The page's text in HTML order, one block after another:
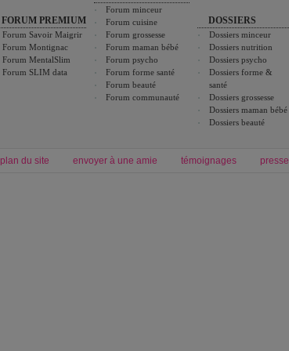
FORUM PREMIUM
Forum Savoir Maigrir
Forum Montignac
Forum MentalSlim
Forum SLIM data
Forum minceur
Forum cuisine
Forum grossesse
Forum maman bébé
Forum psycho
Forum forme santé
Forum beauté
Forum communauté
DOSSIERS
Dossiers minceur
Dossiers nutrition
Dossiers psycho
Dossiers forme &
santé
Dossiers grossesse
Dossiers maman bébé
Dossiers beauté
plan du site envoyer à une amie témoignages presse